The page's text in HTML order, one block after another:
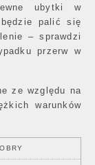
ubytki w
palić się
– sprawdzi
przerw w
ze względu na
warunków